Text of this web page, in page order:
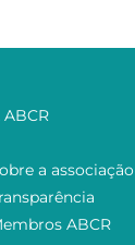
ABCR
a associação
ABCR